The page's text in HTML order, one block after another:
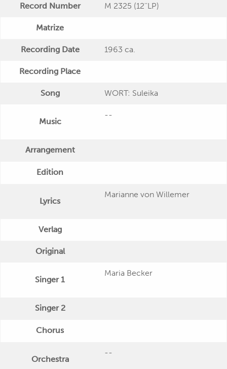
Record Number M 2325 (12''LP)
Matrize
Recording Date 1963 ca.
Recording Place
Song WORT: Suleika
Music
--
Arrangement
Edition
Lyrics
Marianne von Willemer
Verlag
Original
Singer 1
Maria Becker
Singer 2
Chorus
Orchestra
--